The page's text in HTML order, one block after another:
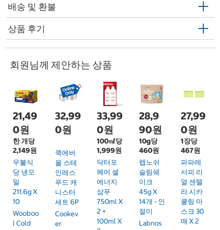
배송 및 환불
상품 후기
회원님께 제안하는 상품
21,49
0원
한 개당
2,149원
우불식
당 냉모
밀
211.6g X
10
Wooboo
L Cold
32,99
0원
쿡에버
올 스테
인레스
푸드 캐
니스터
세트 6P
Cookev
Er
33,99
0원
100㎖당
1,999원
닥터포
헤어 셀
에너지
샴푸
750ml X
2 +
100ml X
28,9
90원
10g당
460원
랩노쉬
슬림쉐
이크
45g X
14개 - 인
절미
Labnos
27,99
0원
1장당
467원
파파레
서피 리
얼 센텔
라 시카
쿨링 마
스크 30
매 X 2